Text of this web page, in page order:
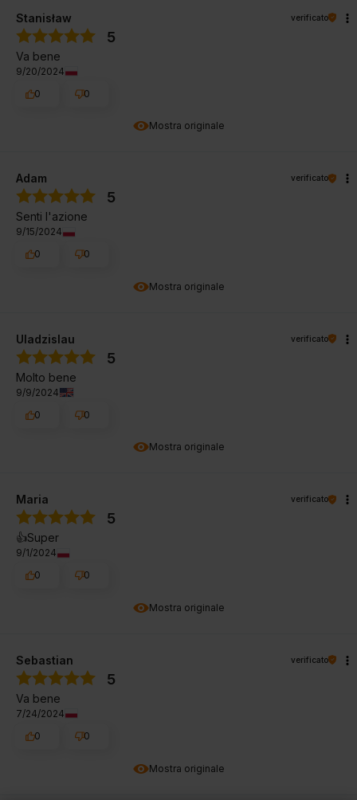
Mostra originale
Stanisław verificato
5
Va bene
9/20/2024
0
0
Mostra originale
Adam verificato
5
Senti l'azione
9/15/2024
0
0
Mostra originale
Uladzislau verificato
5
Molto bene
9/9/2024
0
0
Mostra originale
Maria verificato
5
👍Super
9/1/2024
0
0
Mostra originale
Sebastian verificato
5
Va bene
7/24/2024
0
0